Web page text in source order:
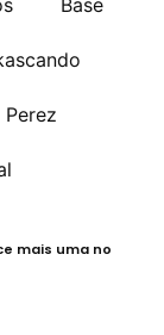
Base
mais uma no